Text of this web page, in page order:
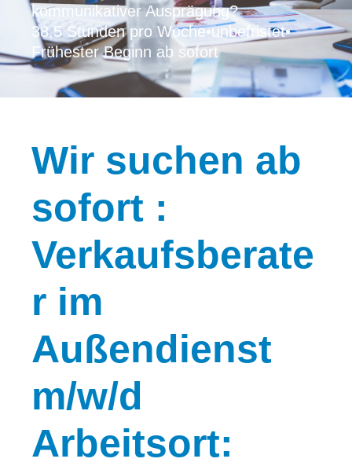
kommunikativer Ausprägung?
38,5 Stunden pro Woche•unbefristet•
Frühester Beginn ab sofort
Wir suchen ab
sofort :
Verkaufsberate
r im
Außendienst
m/w/d
Arbeitsort: